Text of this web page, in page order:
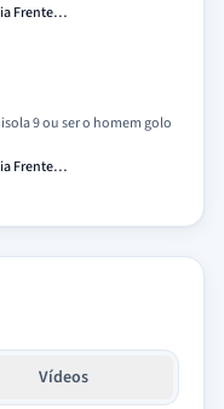
Frente…
9 ou ser o homem golo
Frente…
Vídeos